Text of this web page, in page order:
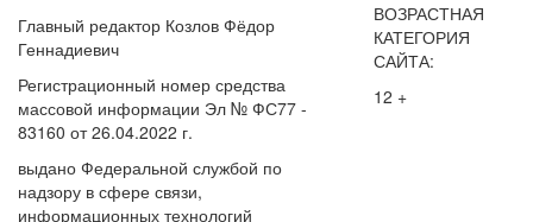
Главный редактор Козлов Фёдор
Геннадиевич
Регистрационный номер средства
массовой информации Эл № ФС77 -
83160 от 26.04.2022 г.
выдано Федеральной службой по
надзору в сфере связи,
информационных технологий
ВОЗРАСТНАЯ
КАТЕГОРИЯ
САЙТА:
12 +